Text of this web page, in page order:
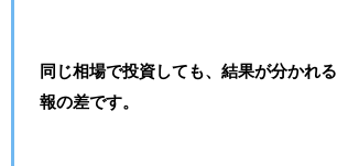
同じ相場で投資しても、結果が分かれ
報の差です。